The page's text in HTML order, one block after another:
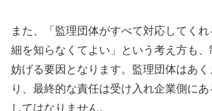
また、「監理団体がすべて対応してく
細を知らなくてよい」という考え方も
妨げる要因となります。監理団体はあ
り、最終的な責任は受け入れ企業側に
してはなりません。